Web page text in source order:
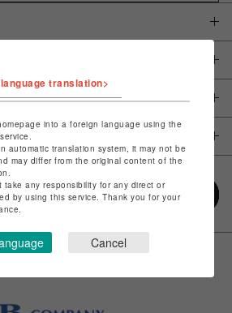
translation>
into a foreign language using the
automatic translation system, it may not be
may differ from the original content of the
take any responsibility for any direct or
by using this service. Thank you for your
Cancel